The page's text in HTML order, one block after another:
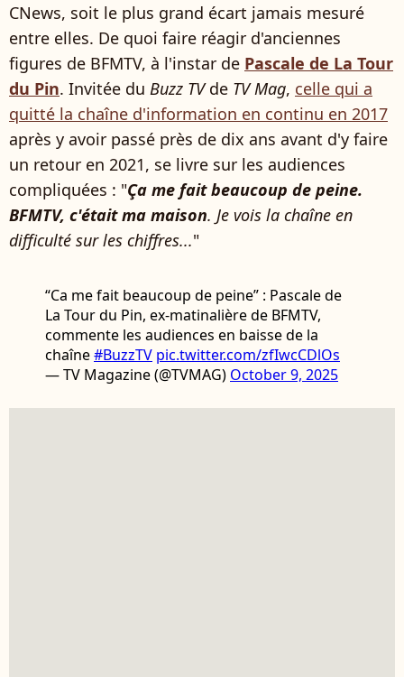
CNews, soit le plus grand écart jamais mesuré
entre elles. De quoi faire réagir d'anciennes
figures de BFMTV, à l'instar de Pascale de La Tour
du Pin. Invitée du Buzz TVde TV Mag, celle qui a
quitté la chaîne d'information en continu en 2017
après y avoir passé près de dix ans avant d'y faire
un retour en 2021, se livre sur les audiences
compliquées : "Ça me fait beaucoup de peine.
BFMTV, c'était ma maison. Je vois la chaîne en
difficulté sur les chiffres..."
“Ca me fait beaucoup de peine” : Pascale de
La Tour du Pin, ex-matinalière de BFMTV,
commente les audiences en baisse de la
chaîne#BuzzTV pic.twitter.com/zfIwcCDlOs
— TV Magazine (@TVMAG) October 9, 2025